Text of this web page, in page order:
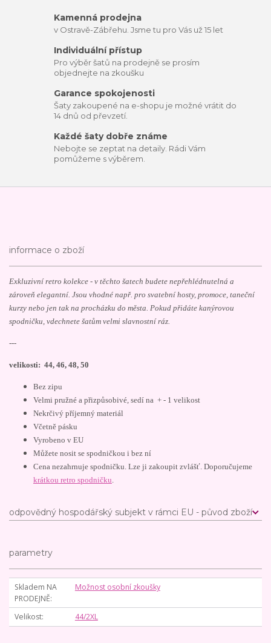
Kamenná prodejna
v Ostravě-Zábřehu. Jsme tu pro Vás už 15 let
Individuální přístup
Pro výběr šatů na prodejně se prosím
objednejte na zkoušku
Garance spokojenosti
Šaty zakoupené na e-shopu je možné vrátit do
14 dnů od převzetí.
Každé šaty dobře známe
Nebojte se zeptat na detaily. Rádi Vám
pomůžeme s výběrem.
informace o zboží
Exkluzivní retro kolekce - v těchto šatech budete nepřehlédnutelná a
zároveň elegantní. Jsou vhodné např. pro svatební hosty, promoce, taneční
kurzy nebo jen tak na procházku do města. Pokud přidáte kanýrovou
spodničku, vdechnete šatům velmi slavnostní ráz.
---
velikosti: 44, 46, 48, 50
Bez zipu
Velmi pružné a přizpůsobivé, sedí na + - 1 velikost
Nekrčivý příjemný materiál
Včetně pásku
Vyrobeno v EU
Můžete nosit se spodničkou i bez ní
Cena nezahrnuje spodničku. Lze ji zakoupit zvlášť. Doporučujeme
krátkou retro spodničku
odpovědný hospodářský subjekt v rámci EU - původ zboží
parametry
Skladem NA
PRODEJNĚ
Možnost osobní zkoušky
Velikost 44/2XL